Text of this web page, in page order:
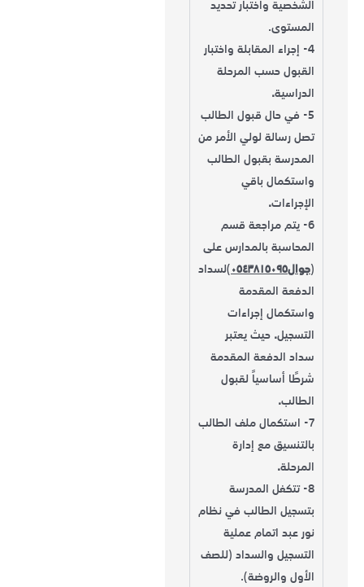
المستوى.
4- إجراء المقابلة واختبار
القبول حسب المرحلة
الدراسية.
5- في حال قبول الطالب
تصل رسالة لولي الأمر من
المدرسة بقبول الطالب
واستكمال باقي
الإجراءات.
6- يتم مراجعة قسم
المحاسبة بالمدارس على
(جوال٠٥٤٣٨١٥٠٩٥ (لسداد
الدفعة المقدمة
واستكمال إجراءات
التسجيل.حيث يعتبر
سداد الدفعة المقدمة
شرطًا أساسياً لقبول
الطالب.
7- استكمال ملف الطالب
بالتنسيق مع إدارة
المرحلة.
8- تتكفل المدرسة
بتسجيل الطالب في نظام
نور عبد اتمام عملية
التسجيل والسداد (للصف
الأول والروضة).